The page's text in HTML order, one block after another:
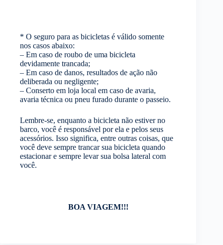
* O seguro para as bicicletas é válido somente
nos casos abaixo:
– Em caso de roubo de uma bicicleta
devidamente trancada;
– Em caso de danos, resultados de ação não
deliberada ou negligente;
– Conserto em loja local em caso de avaria,
avaria técnica ou pneu furado durante o passeio.
Lembre-se, enquanto a bicicleta não estiver no
barco, você é responsável por ela e pelos seus
acessórios. Isso significa, entre outras coisas, que
você deve sempre trancar sua bicicleta quando
estacionar e sempre levar sua bolsa lateral com
você.
BOA VIAGEM!!!